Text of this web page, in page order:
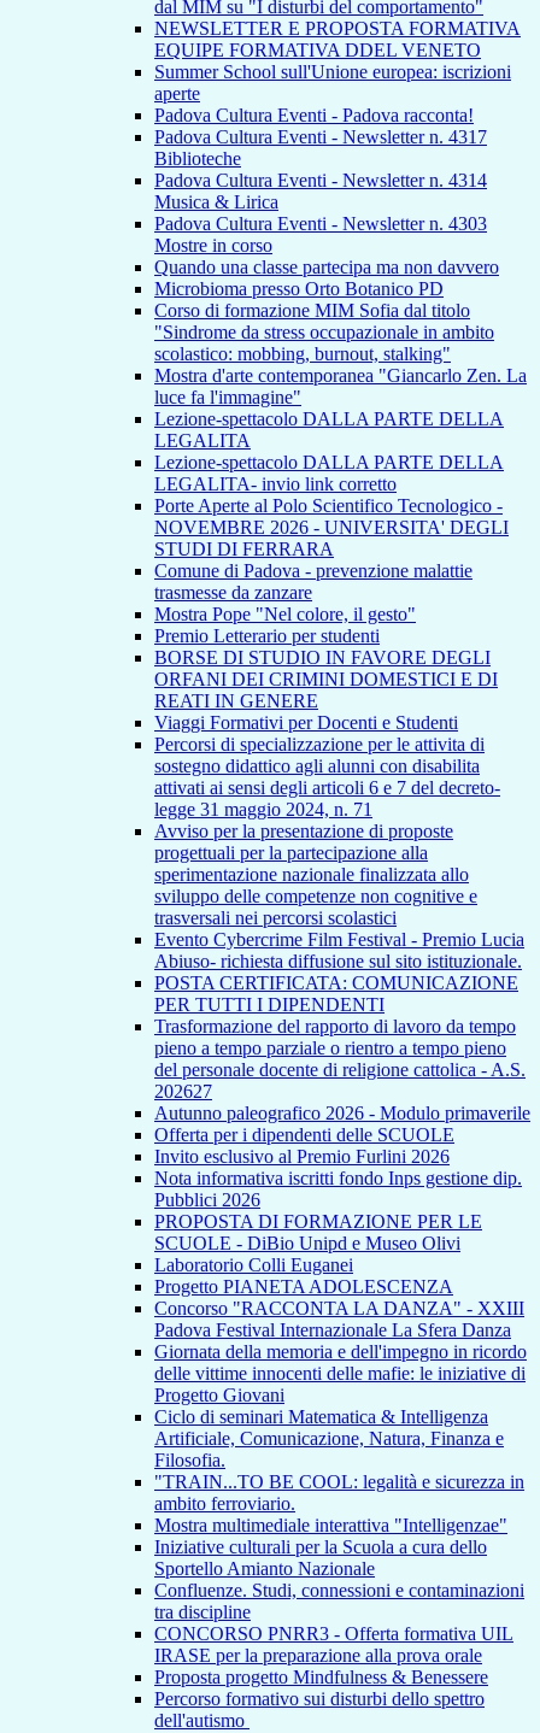
dal MIM su "I disturbi del comportamento"
NEWSLETTER E PROPOSTA FORMATIVA
EQUIPE FORMATIVA DDEL VENETO
Summer School sull'Unione europea: iscrizioni
aperte
Padova Cultura Eventi - Padova racconta!
Padova Cultura Eventi - Newsletter n. 4317
Biblioteche
Padova Cultura Eventi - Newsletter n. 4314
Musica & Lirica
Padova Cultura Eventi - Newsletter n. 4303
Mostre in corso
Quando una classe partecipa ma non davvero
Microbioma presso Orto Botanico PD
Corso di formazione MIM Sofia dal titolo
"Sindrome da stress occupazionale in ambito
scolastico: mobbing, burnout, stalking"
Mostra d'arte contemporanea "Giancarlo Zen. La
luce fa l'immagine"
Lezione-spettacolo DALLA PARTE DELLA
LEGALITA
Lezione-spettacolo DALLA PARTE DELLA
LEGALITA- invio link corretto
Porte Aperte al Polo Scientifico Tecnologico -
NOVEMBRE 2026 - UNIVERSITA' DEGLI
STUDI DI FERRARA
Comune di Padova - prevenzione malattie
trasmesse da zanzare
Mostra Pope "Nel colore, il gesto"
Premio Letterario per studenti
BORSE DI STUDIO IN FAVORE DEGLI
ORFANI DEI CRIMINI DOMESTICI E DI
REATI IN GENERE
Viaggi Formativi per Docenti e Studenti
Percorsi di specializzazione per le attivita di
sostegno didattico agli alunni con disabilita
attivati ai sensi degli articoli 6 e 7 del decreto-
legge 31 maggio 2024, n. 71
Avviso per la presentazione di proposte
progettuali per la partecipazione alla
sperimentazione nazionale finalizzata allo
sviluppo delle competenze non cognitive e
trasversali nei percorsi scolastici
Evento Cybercrime Film Festival - Premio Lucia
Abiuso- richiesta diffusione sul sito istituzionale.
POSTA CERTIFICATA: COMUNICAZIONE
PER TUTTI I DIPENDENTI
Trasformazione del rapporto di lavoro da tempo
pieno a tempo parziale o rientro a tempo pieno
del personale docente di religione cattolica - A.S.
202627
Autunno paleografico 2026 - Modulo primaverile
Offerta per i dipendenti delle SCUOLE
Invito esclusivo al Premio Furlini 2026
Nota informativa iscritti fondo Inps gestione dip.
Pubblici 2026
PROPOSTA DI FORMAZIONE PER LE
SCUOLE - DiBio Unipd e Museo Olivi
Laboratorio Colli Euganei
Progetto PIANETA ADOLESCENZA
Concorso "RACCONTA LA DANZA" - XXIII
Padova Festival Internazionale La Sfera Danza
Giornata della memoria e dell'impegno in ricordo
delle vittime innocenti delle mafie: le iniziative di
Progetto Giovani
Ciclo di seminari Matematica & Intelligenza
Artificiale, Comunicazione, Natura, Finanza e
Filosofia.
"TRAIN...TO BE COOL: legalità e sicurezza in
ambito ferroviario.
Mostra multimediale interattiva "Intelligenzae"
Iniziative culturali per la Scuola a cura dello
Sportello Amianto Nazionale
Confluenze. Studi, connessioni e contaminazioni
tra discipline
CONCORSO PNRR3 - Offerta formativa UIL
IRASE per la preparazione alla prova orale
Proposta progetto Mindfulness & Benessere
Percorso formativo sui disturbi dello spettro
dell'autismo